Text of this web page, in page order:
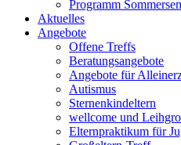
Programm
Aktuelles
Angebote
Offene Treffs
Beratungsangebote
Angebote für
Autismus
Sternenkindeltern
wellcome und
Elternpraktikum für